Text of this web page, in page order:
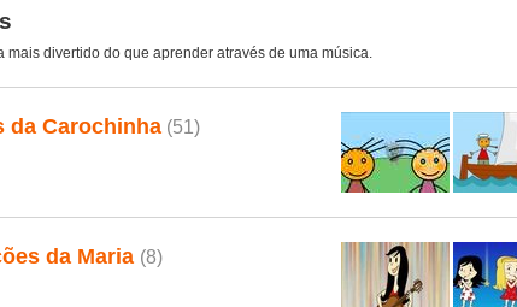
mais divertido do que aprender através de uma música.
da Carochinha (51)
da Maria (8)